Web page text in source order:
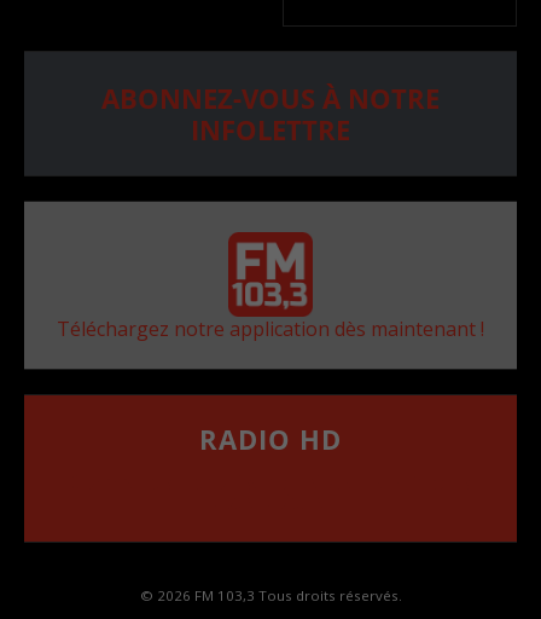
ABONNEZ-VOUS À NOTRE
INFOLETTRE
Téléchargez notre application dès maintenant !
RADIO HD
© 2026 FM 103,3 Tous droits réservés.